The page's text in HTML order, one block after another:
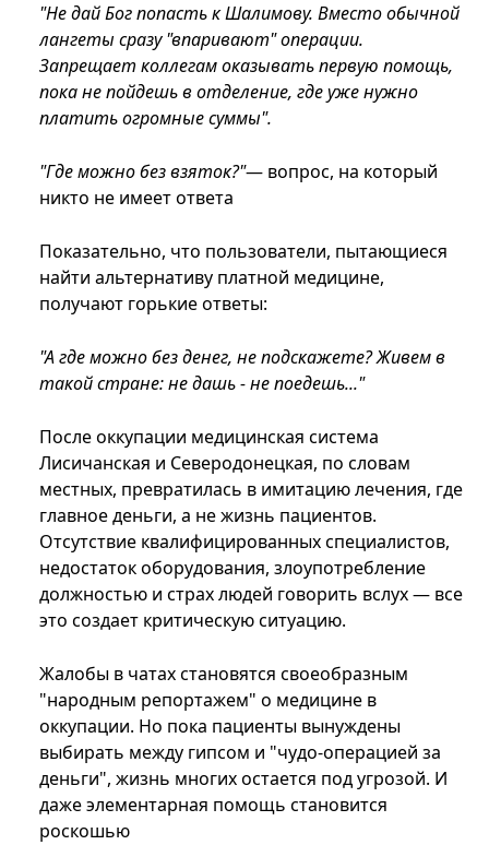
"Не дай Бог попасть к Шалимову. Вместо обычной
лангеты сразу "впаривают" операции.
Запрещает коллегам оказывать первую помощь,
пока не пойдешь в отделение, где уже нужно
платить огромные суммы".
"Где можно без взяток?"— вопрос, на который
никто не имеет ответа
Показательно, что пользователи, пытающиеся
найти альтернативу платной медицине,
получают горькие ответы:
"А где можно без денег, не подскажете? Живем в
такой стране: не дашь - не поедешь..."
После оккупации медицинская система
Лисичанская и Северодонецкая, по словам
местных, превратилась в имитацию лечения, где
главное деньги, а не жизнь пациентов.
Отсутствие квалифицированных специалистов,
недостаток оборудования, злоупотребление
должностью и страх людей говорить вслух — все
это создает критическую ситуацию.
Жалобы в чатах становятся своеобразным
"народным репортажем" о медицине в
оккупации. Но пока пациенты вынуждены
выбирать между гипсом и "чудо-операцией за
деньги", жизнь многих остается под угрозой. И
даже элементарная помощь становится
роскошью